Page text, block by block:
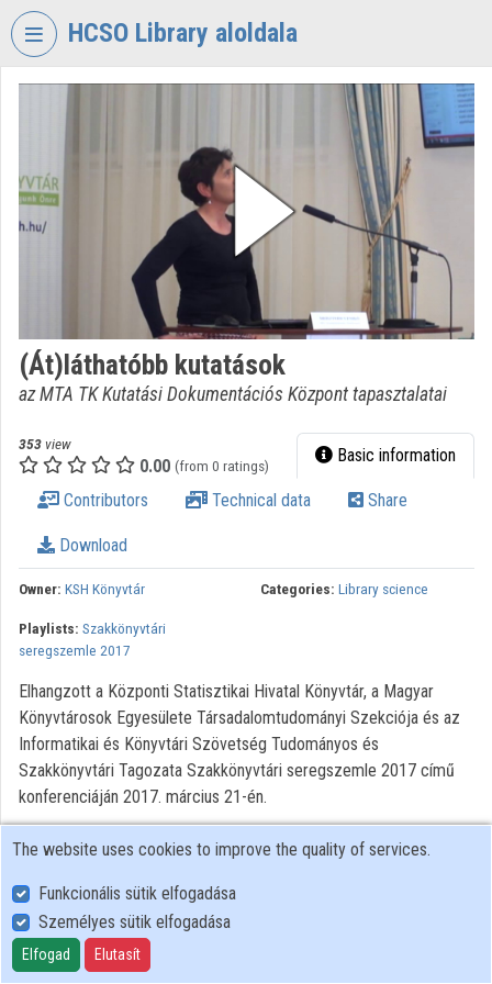
Skip header
HCSO Library aloldala
CENTRAL
STATISTICAL
OFFICE
Organization home
Log In
Organization discovery
Categories
Organization playlists
Organizations
Contributors
(Át)láthatóbb kutatások
az MTA TK Kutatási Dokumentációs Központ tapasztalatai
353 view
0.00 (from 0 ratings) Basic information
Contributors Technical data Share
Download
Owner: KSH Könyvtár Categories: Library science
Playlists: Szakkönyvtári
seregszemle 2017
Elhangzott a Központi Statisztikai Hivatal Könyvtár, a Magyar
Könyvtárosok Egyesülete Társadalomtudományi Szekciója és az
Informatikai és Könyvtári Szövetség Tudományos és
Szakkönyvtári Tagozata Szakkönyvtári seregszemle 2017 című
konferenciáján 2017. március 21-én.
Minden jog fenntartva.
User Policy
Adatkezelési tájékoztató (en)
Cookie Policy
The website uses cookies to improve the quality of services.
Funkcionális sütik elfogadása
Személyes sütik elfogadása
Elfogad Elutasít